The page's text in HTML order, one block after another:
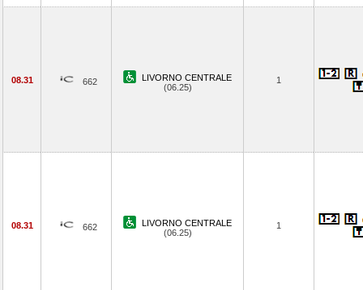
08.31 662
LIVORNO CENTRALE
(06.25)
1
08.31 662
LIVORNO CENTRALE
(06.25)
1